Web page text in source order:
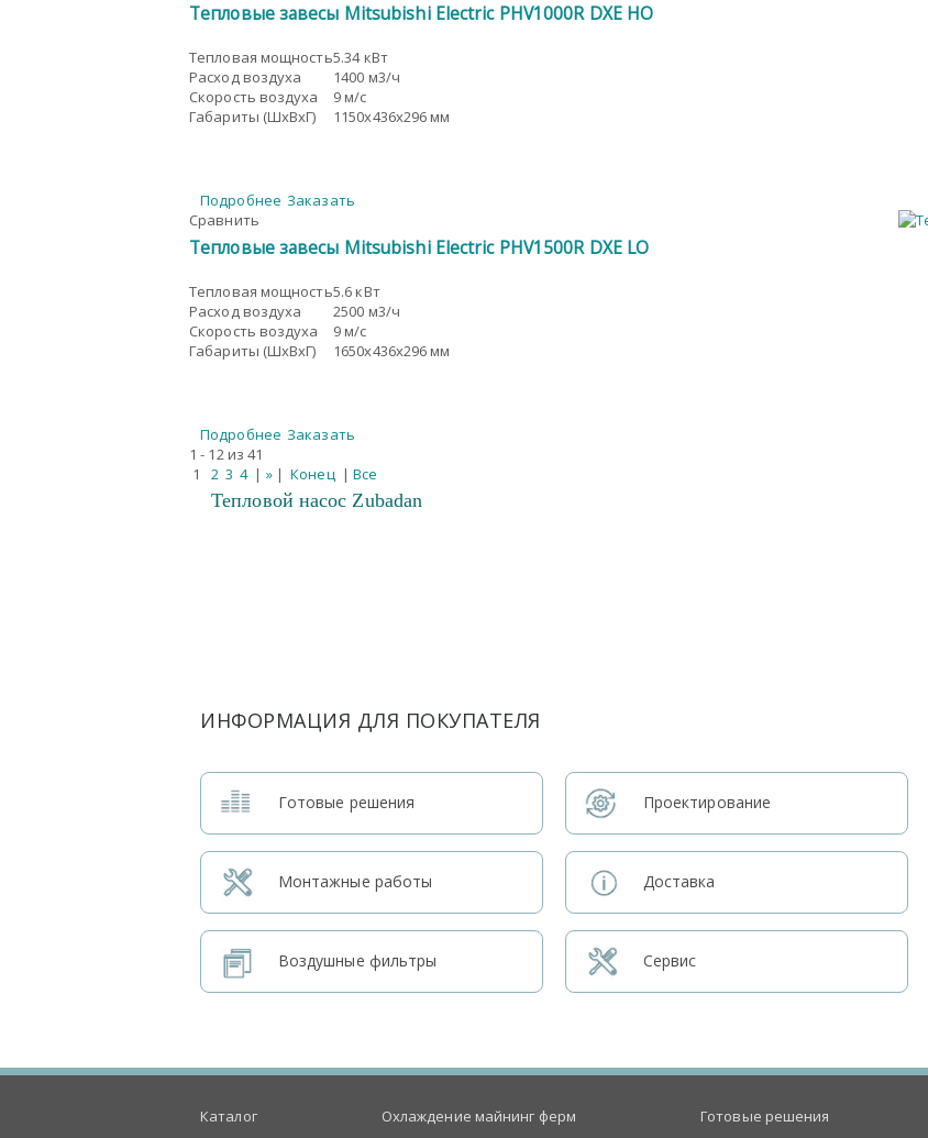
Тепловые завесы Mitsubishi Electric PHV1000R DXE HO
Тепловая мощность5.34 кВт
Расход воздуха
1400 м3/ч
Скорость воздуха
9 м/с
Габариты (ШxВxГ)
1150x436x296 мм
Подробнее Заказать
Сравнить
Тепловые завесы Mitsubishi Electric PHV1500R DXE LO
Тепловая мощность5.6 кВт
Расход воздуха
2500 м3/ч
Скорость воздуха
9 м/с
Габариты (ШxВxГ)
1650x436x296 мм
Подробнее Заказать
1 - 12 из 41
1
2 3 4| »|Конец |Все
Тепловой насос Zubadan
ИНФОРМАЦИЯ ДЛЯ ПОКУПАТЕЛЯ
Готовые решения
Монтажные работы
Воздушные фильтры
Проектирование
Доставка
Сервис
Каталог
Охлаждение майнинг ферм
Готовые решения